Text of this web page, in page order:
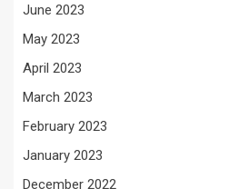
June 2023
May 2023
April 2023
March 2023
February 2023
January 2023
December 2022